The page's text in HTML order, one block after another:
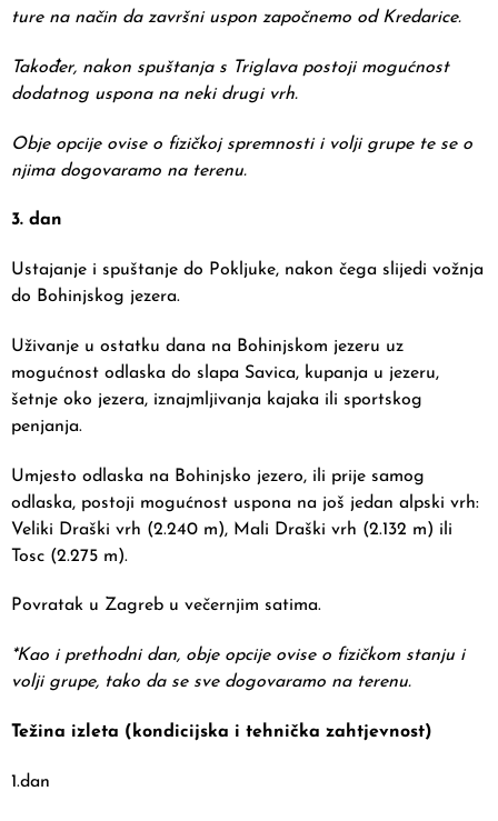
ture na način da završni uspon započnemo od Kredarice.
Također, nakon spuštanja s Triglava postoji mogućnost
dodatnog uspona na neki drugi vrh.
Obje opcije ovise o fizičkoj spremnosti i volji grupe te se o
njima dogovaramo na terenu.
3. dan
Ustajanje i spuštanje do Pokljuke, nakon čega slijedi vožnja
do Bohinjskog jezera.
Uživanje u ostatku dana na Bohinjskom jezeru uz
mogućnost odlaska do slapa Savica, kupanja u jezeru,
šetnje oko jezera, iznajmljivanja kajaka ili sportskog
penjanja.
Umjesto odlaska na Bohinjsko jezero, ili prije samog
odlaska, postoji mogućnost uspona na još jedan alpski vrh:
Veliki Draški vrh (2.240 m), Mali Draški vrh (2.132 m) ili
Tosc (2.275 m).
Povratak u Zagreb u večernjim satima.
*Kao i prethodni dan, obje opcije ovise o fizičkom stanju i
volji grupe, tako da se sve dogovaramo na terenu.
Težina izleta (kondicijska i tehnička zahtjevnost)
1.dan